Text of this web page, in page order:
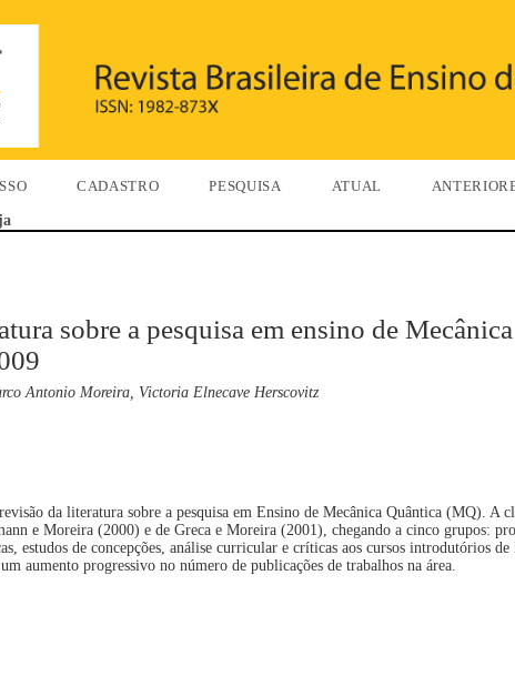
CADASTRO PESQUISA ATUAL
sobre a pesquisa em ensino de
Antonio Moreira, Victoria Elnecave Herscovitz
da literatura sobre a pesquisa em Ensino de Mecânica Quântica (MQ). A
e Moreira (2000) e de Greca e Moreira (2001), chegando a cinco grupos:
estudos de concepções, análise curricular e críticas aos cursos introdutórios de
aumento progressivo no número de publicações de trabalhos na área.